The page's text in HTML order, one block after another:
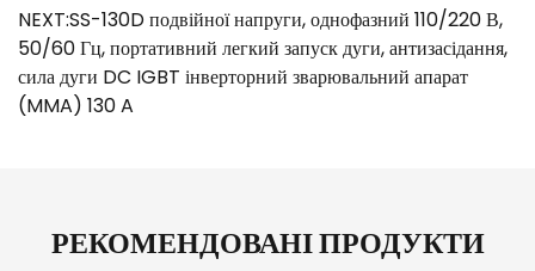
NEXT:SS-130D подвійної напруги, однофазний 110/220 В,
50/60 Гц, портативний легкий запуск дуги, антизасідання,
сила дуги DC IGBT інверторний зварювальний апарат
(MMA) 130 A
РЕКОМЕНДОВАНІ ПРОДУКТИ